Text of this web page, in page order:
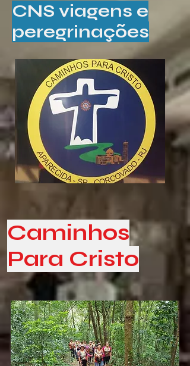
CNS viagens e
peregrinações
Caminhos
Para Cristo